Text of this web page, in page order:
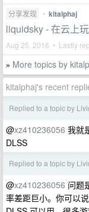
分享发现
• kitalphaj
liquidsky - 在云上
Aug 25, 2016 • Lastly
» More topics by
kitalphaj's recent
Replied to a topic by
@xz410236056 我就
DLSS
Replied to a topic by
@xz410236056 问题
率差距巨小。你可以